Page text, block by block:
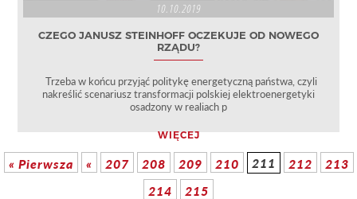
10.10.2019
CZEGO JANUSZ STEINHOFF OCZEKUJE OD NOWEGO
RZĄDU?
Trzeba w końcu przyjąć politykę energetyczną państwa, czyli
nakreślić scenariusz transformacji polskiej elektroenergetyki
osadzony w realiach p
WIĘCEJ
« Pierwsza « 207 208 209 210 211 212
213
214
215